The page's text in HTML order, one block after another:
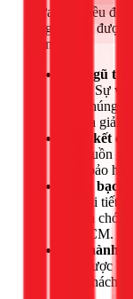
Giữa rất nhiều
đáng tin cậy
chọn bởi:
Đội ngũ
Công Sự
của chúng
đưa ra giải
Cam kết
có nguồn
đảm bảo
Minh bạch
giá chi tiết,
nhanh
TPHCM.
Bảo hành
đều được
cho khách